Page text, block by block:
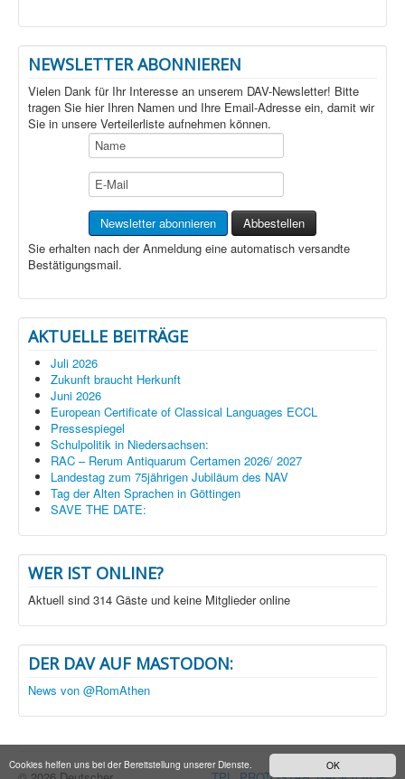
OK
Cookies helfen uns bei der Bereitstellung unserer Dienste.
NEWSLETTER ABONNIEREN
Vielen Dank für Ihr Interesse an unserem DAV-Newsletter! Bitte
tragen Sie hier Ihren Namen und Ihre Email-Adresse ein, damit wir
Sie in unsere Verteilerliste aufnehmen können.
Sie erhalten nach der Anmeldung eine automatisch versandte
Bestätigungsmail.
AKTUELLE BEITRÄGE
Juli 2026
Zukunft braucht Herkunft
Juni 2026
European Certificate of Classical Languages ECCL
Pressespiegel
Schulpolitik in Niedersachsen:
RAC – Rerum Antiquarum Certamen 2026/ 2027
Landestag zum 75jährigen Jubiläum des NAV
Tag der Alten Sprachen in Göttingen
SAVE THE DATE:
WER IST ONLINE?
Aktuell sind 314 Gäste und keine Mitglieder online
DER DAV AUF MASTODON:
News von @RomAthen